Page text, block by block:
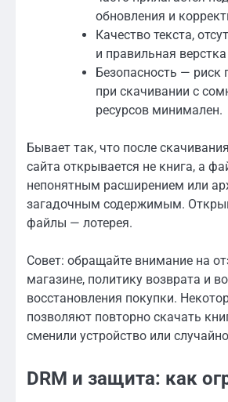
обновления и
Качество текста,
и правильная
Безопасность — риск
при скачивании с
ресурсов минимален.
Бывает так, что после
сайта открывается не книга, а
непонятным расширением или
загадочным содержимым.
файлы — лотерея.
Совет: обращайте внимание на
магазине, политику возврата и
восстановления покупки.
позволяют повторно скачать
сменили устройство или
DRM и защита: как